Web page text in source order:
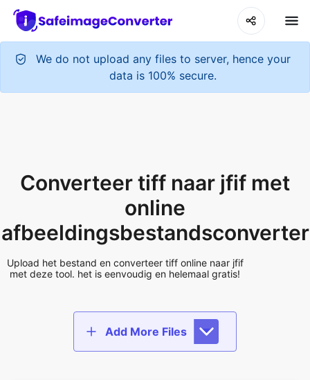
We do not upload any files to server, hence your
data is 100% secure.
afbeeldingsbestandsconverter
Upload het bestand en converteer tiff online naar jfif
met deze tool. het is eenvoudig en helemaal gratis!
Add More Files